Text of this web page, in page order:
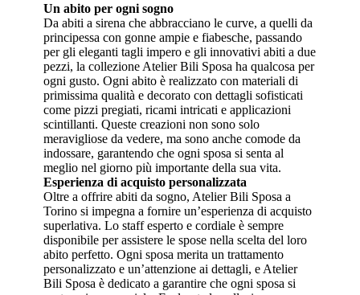
Un abito per ogni sogno
Da abiti a sirena che abbracciano le curve, a quelli da
principessa con gonne ampie e fiabesche, passando
per gli eleganti tagli impero e gli innovativi abiti a due
pezzi, la collezione Atelier Bili Sposa ha qualcosa per
ogni gusto. Ogni abito è realizzato con materiali di
primissima qualità e decorato con dettagli sofisticati
come pizzi pregiati, ricami intricati e applicazioni
scintillanti. Queste creazioni non sono solo
meravigliose da vedere, ma sono anche comode da
indossare, garantendo che ogni sposa si senta al
meglio nel giorno più importante della sua vita.
Esperienza di acquisto personalizzata
Oltre a offrire abiti da sogno, Atelier Bili Sposa a
Torino si impegna a fornire un’esperienza di acquisto
superlativa. Lo staff esperto e cordiale è sempre
disponibile per assistere le spose nella scelta del loro
abito perfetto. Ogni sposa merita un trattamento
personalizzato e un’attenzione ai dettagli, e Atelier
Bili Sposa è dedicato a garantire che ogni sposa si